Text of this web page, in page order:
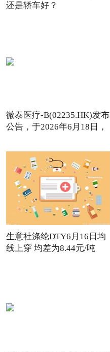
还是轿车好？
微泰医疗-B(02235.HK)发布
公告，于2026年6月18日，
生意社涤纶DTY6月16日均
线上穿 均差为8.44元/吨